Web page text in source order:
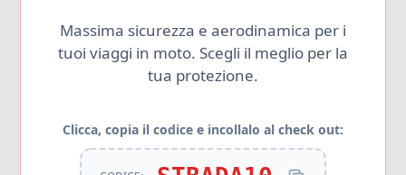
Massima sicurezza e aerodinamica per i
tuoi viaggi in moto. Scegli il meglio per la
tua protezione.
Clicca, copia il codice e incollalo al check out: